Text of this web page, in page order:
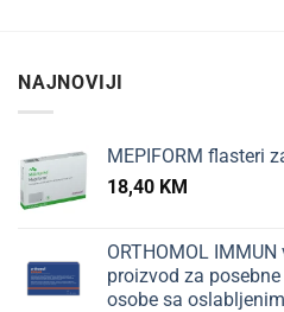
NAJNOVIJI
MEPIFORM flasteri
18,40 KM
ORTHOMOL
proizvod za
osobe sa